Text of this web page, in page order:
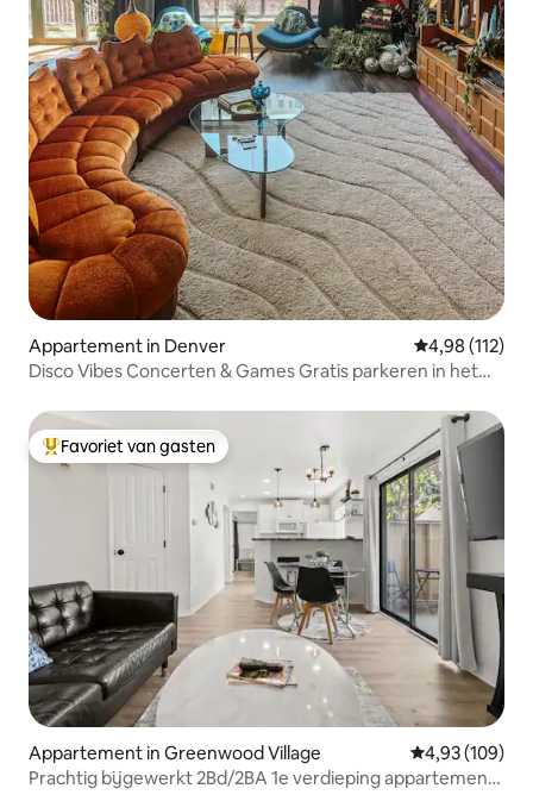
Appartement in Denver Gemiddelde
4,98 (112)
Disco Vibes Concerten & Games Gratis parkeren in het
Topfavoriet van gasten
Favoriet van gasten
Appartement in Greenwood Village Gemiddelde
4,93 (109)
Prachtig bijgewerkt 2Bd/2BA 1e verdieping appartement